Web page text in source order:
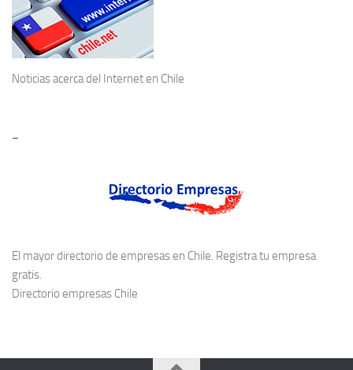
Noticias acerca del Internet en Chile
–
El mayor directorio de empresas en Chile. Registra tu empresa
gratis.
Directorio empresas Chile